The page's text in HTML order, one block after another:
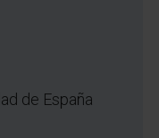
de España